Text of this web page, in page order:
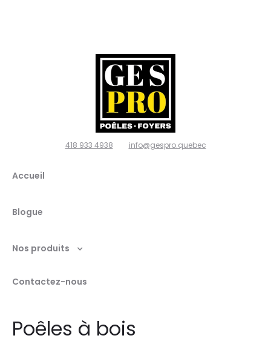
et
foyers,
Ville de
Québec
G2N
418 933 4938 info@gespro.quebec
Accueil
Blogue
Nos produits
Contactez-nous
Poêles à bois